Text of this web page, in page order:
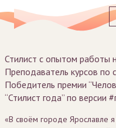
Стилист с опытом работы
Преподаватель курсов по
Победитель премии
“Стилист года” по версии
«В своём городе Ярославле